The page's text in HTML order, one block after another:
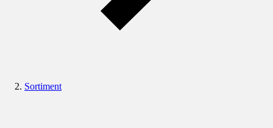
Sortiment